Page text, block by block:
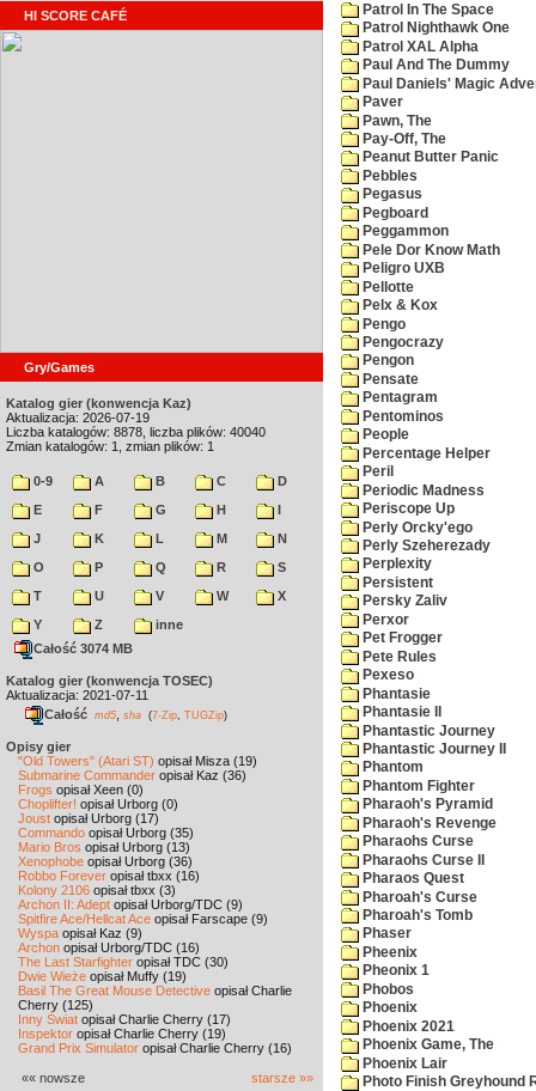
HI SCORE CAFÉ
Gry/Games
Katalog gier (konwencja Kaz)
Aktualizacja: 2026-07-19
Liczba katalogów: 8878, liczba plików: 40040
Zmian katalogów: 1, zmian plików: 1
0-9 A B C
D
E
F G H
I
J
K L M
N
O
P Q R
S
T
U V W
X
Y
Z
inne
Całość 3074 MB
Katalog gier (konwencja TOSEC)
Aktualizacja: 2021-07-11
Całość md5 sha (7-Zip TUGZip)
Opisy gier
"Old Towers" (Atari ST) opisał Misza (19)
Submarine Commander opisał Kaz (36)
Frogs opisał Xeen (0)
Choplifter! opisał Urborg (0)
Joust opisał Urborg (17)
Commando opisał Urborg (35)
Mario Bros opisał Urborg (13)
Xenophobe opisał Urborg (36)
Robbo Forever opisał tbxx (16)
Kolony 2106 opisał tbxx (3)
Archon II: Adept opisał Urborg/TDC (9)
Spitfire Ace/Hellcat Ace opisał Farscape (9)
Wyspa opisał Kaz (9)
Archon opisał Urborg/TDC (16)
The Last Starfighter opisał TDC (30)
Dwie Wieże opisał Muffy (19)
Basil The Great Mouse Detective opisał Charlie
Cherry (125)
Inny Świat opisał Charlie Cherry (17)
Inspektor opisał Charlie Cherry (19)
Grand Prix Simulator opisał Charlie Cherry (16)
«« nowsze starsze »»
Patrol In The Space
Patrol Nighthawk One
Patrol XAL Alpha
Paul And The Dummy
Paul Daniels' Magic
Paver
Pawn, The
Pay-Off, The
Peanut Butter Panic
Pebbles
Pegasus
Pegboard
Peggammon
Pele Dor Know Math
Peligro UXB
Pellotte
Pelx & Kox
Pengo
Pengocrazy
Pengon
Pensate
Pentagram
Pentominos
People
Percentage Helper
Peril
Periodic Madness
Periscope Up
Perly Orcky'ego
Perly Szeherezady
Perplexity
Persistent
Persky Zaliv
Perxor
Pet Frogger
Pete Rules
Pexeso
Phantasie
Phantasie II
Phantastic Journey
Phantastic Journey II
Phantom
Phantom Fighter
Pharaoh's Pyramid
Pharaoh's Revenge
Pharaohs Curse
Pharaohs Curse II
Pharaos Quest
Pharoah's Curse
Pharoah's Tomb
Phaser
Pheenix
Pheonix 1
Phobos
Phoenix
Phoenix 2021
Phoenix Game, The
Phoenix Lair
Photo Finish Greyhound